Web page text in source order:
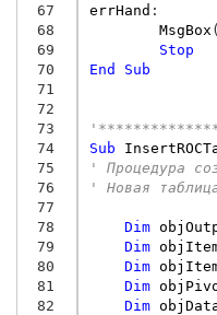
67
68
69
70
71
72
73
74
75
76
77
78
79
80
81
82
errHand :
MsgBox (
Stop
End
Sub
Sub
' Процедура
' Новая
Dim
Dim
Dim
Dim
Dim